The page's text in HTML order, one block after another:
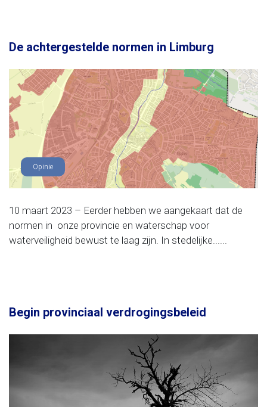
De achtergestelde normen in Limburg
Opinie
10 maart 2023 – Eerder hebben we aangekaart dat de
normen in onze provincie en waterschap voor
waterveiligheid bewust te laag zijn. In stedelijke......
Begin provinciaal verdrogingsbeleid